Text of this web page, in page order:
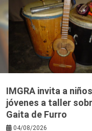
IMGRA invita a
jóvenes a taller
Gaita de Furro
04/08/2026